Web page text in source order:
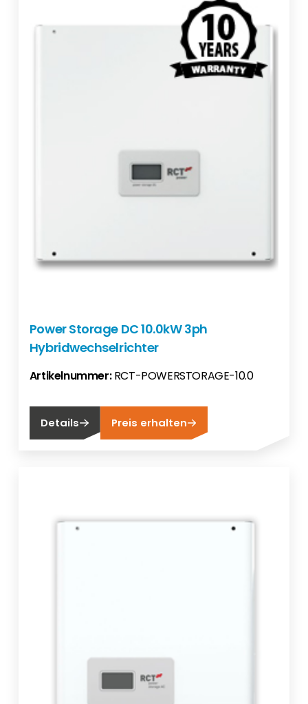
Power Storage DC 10.0kW 3ph
Hybridwechselrichter
Artikelnummer:RCT-POWERSTORAGE-10.0
Details Preis erhalten